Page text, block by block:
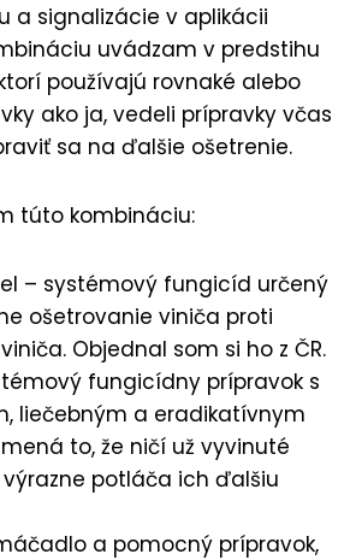
a signalizácie v aplikácii
uvádzam v predstihu
používajú rovnaké alebo
ako ja, vedeli prípravky včas
sa na ďalšie ošetrenie.
túto kombináciu:
– systémový fungicíd určený
ošetrovanie viniča proti
Objednal som si ho z ČR.
fungicídny prípravok s
liečebným a eradikatívnym
to, že ničí už vyvinuté
výrazne potláča ich ďalšiu
a pomocný prípravok,